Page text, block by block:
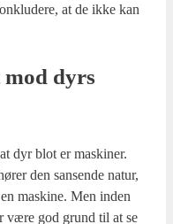
at de ikke kan
mod dyrs
dyr blot er maski­ner.
den san­sen­de natur,
maski­ne. Men inden
være god grund til at se